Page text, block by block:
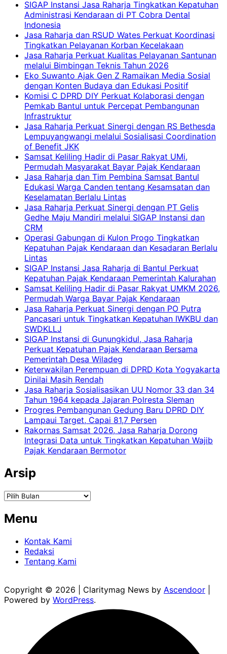
SIGAP Instansi Jasa Raharja Tingkatkan Kepatuhan
Administrasi Kendaraan di PT Cobra Dental
Indonesia
Jasa Raharja dan RSUD Wates Perkuat Koordinasi
Tingkatkan Pelayanan Korban Kecelakaan
Jasa Raharja Perkuat Kualitas Pelayanan Santunan
melalui Bimbingan Teknis Tahun 2026
Eko Suwanto Ajak Gen Z Ramaikan Media Sosial
dengan Konten Budaya dan Edukasi Positif
Komisi C DPRD DIY Perkuat Kolaborasi dengan
Pemkab Bantul untuk Percepat Pembangunan
Infrastruktur
Jasa Raharja Perkuat Sinergi dengan RS Bethesda
Lempuyangwangi melalui Sosialisasi Coordination
of Benefit JKK
Samsat Keliling Hadir di Pasar Rakyat UMi,
Permudah Masyarakat Bayar Pajak Kendaraan
Jasa Raharja dan Tim Pembina Samsat Bantul
Edukasi Warga Canden tentang Kesamsatan dan
Keselamatan Berlalu Lintas
Jasa Raharja Perkuat Sinergi dengan PT Gelis
Gedhe Maju Mandiri melalui SIGAP Instansi dan
CRM
Operasi Gabungan di Kulon Progo Tingkatkan
Kepatuhan Pajak Kendaraan dan Kesadaran Berlalu
Lintas
SIGAP Instansi Jasa Raharja di Bantul Perkuat
Kepatuhan Pajak Kendaraan Pemerintah Kalurahan
Samsat Keliling Hadir di Pasar Rakyat UMKM 2026,
Permudah Warga Bayar Pajak Kendaraan
Jasa Raharja Perkuat Sinergi dengan PO Putra
Pancasari untuk Tingkatkan Kepatuhan IWKBU dan
SWDKLLJ
SIGAP Instansi di Gunungkidul, Jasa Raharja
Perkuat Kepatuhan Pajak Kendaraan Bersama
Pemerintah Desa Wiladeg
Keterwakilan Perempuan di DPRD Kota Yogyakarta
Dinilai Masih Rendah
Jasa Raharja Sosialisasikan UU Nomor 33 dan 34
Tahun 1964 kepada Jajaran Polresta Sleman
Progres Pembangunan Gedung Baru DPRD DIY
Lampaui Target, Capai 81,7 Persen
Rakornas Samsat 2026, Jasa Raharja Dorong
Integrasi Data untuk Tingkatkan Kepatuhan Wajib
Pajak Kendaraan Bermotor
Arsip
Arsip
Menu
Kontak Kami
Redaksi
Tentang Kami
Copyright © 2026 | Claritymag News by Ascendoor
Powered by WordPress.